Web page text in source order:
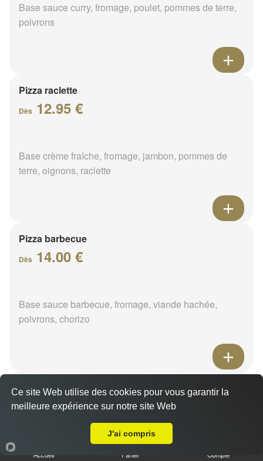
Base sauce curry, fromage, poulet, pommes de terre,
poivrons
Pizza raclette
Dès 12.95 €
Base crème fraîche, fromage, jambon, pommes de
terre, oignons, raclette
Pizza barbecue
Dès 14.00 €
Base sauce barbecue, fromage, viande hachée,
poivrons, chorizo
Pizza cannibale
Dès14.00 €
Base sauce barbecue, fromage, viande hachée,
Accueil Panier Compte
Ce site Web utilise des cookies pour vous garantir la
meilleure expérience sur notre site Web
J'ai compris